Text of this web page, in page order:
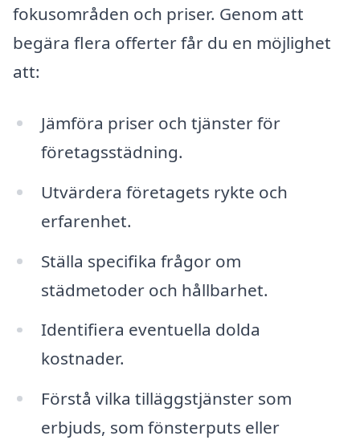
fokusområden och priser. Genom att
begära flera offerter får du en möjlighet
att:
Jämföra priser och tjänster för
företagsstädning.
Utvärdera företagets rykte och
erfarenhet.
Ställa specifika frågor om
städmetoder och hållbarhet.
Identifiera eventuella dolda
kostnader.
Förstå vilka tilläggstjänster som
erbjuds, som fönsterputs eller